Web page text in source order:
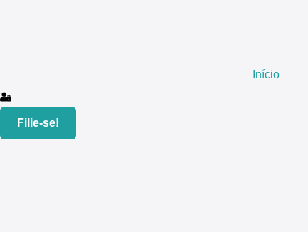
Início
Filie-se!